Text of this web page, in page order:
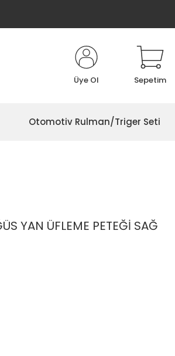
Üye Ol Sepetim
Otomotiv Rulman/Triger Seti
YAN ÜFLEME PETEĞİ SAĞ